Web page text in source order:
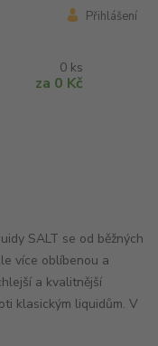
Přihlášení
0 ks
za 0 Kč
SALT se od běžných
více oblíbenou a
a kvalitnější
klasickým liquidům. V